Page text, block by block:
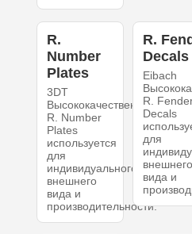
R.
Number
Plates
3DT
Высококачественный
R. Number
Plates
используется
для
индивидуального
внешнего
вида и
производительности.
R.
Decals
Eibach
R.
Decals
для
внешнего
вида и